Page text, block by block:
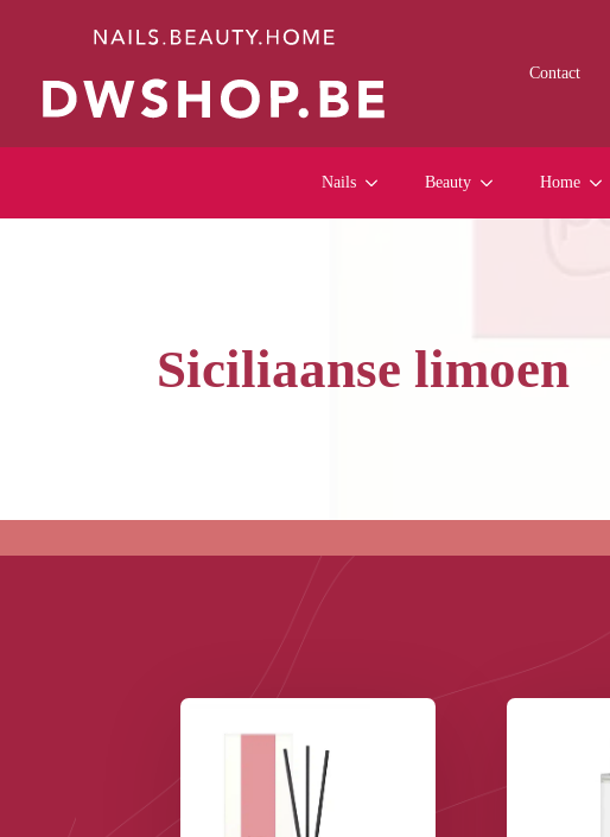
Contact
Nails Beauty Home
Siciliaanse limoen